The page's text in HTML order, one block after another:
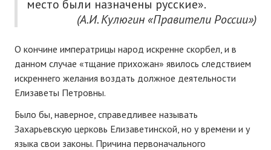
место были назначены русские».
(А.И. Кулюгин «Правители России»)
О кончине императрицы народ искренне скорбел, и в
данном случае «тщание прихожан» явилось следствием
искреннего желания воздать должное деятельности
Елизаветы Петровны.
Было бы, наверное, справедливее называть
Захарьевскую церковь Елизаветинской, но у времени и у
языка свои законы. Причина первоначального